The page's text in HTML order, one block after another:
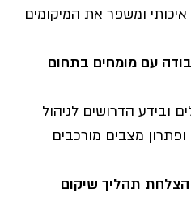
ומשפר את המיקומים
עם מומחים בתחום
ובידע הדרושים לניהול
מצבים מורכבים
הצלחת תהליך שיקום